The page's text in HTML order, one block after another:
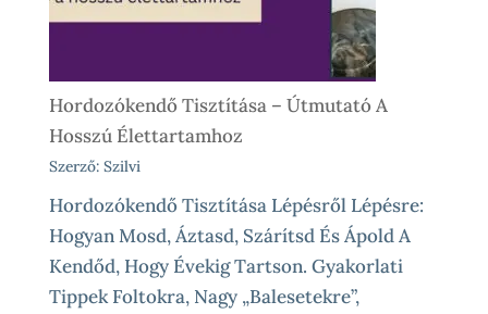
Élethelyzetekre
Hordozókendő Tisztítása – Útmutató A
Hosszú Élettartamhoz
Szerző: Szilvi
Hordozókendő Tisztítása Lépésről Lépésre:
Hogyan Mosd, Áztasd, Szárítsd És Ápold A
Kendőd, Hogy Évekig Tartson. Gyakorlati
Tippek Foltokra, Nagy „balesetekre”,